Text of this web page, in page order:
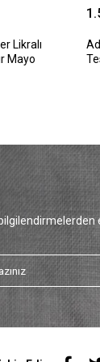
Likralı
Mayo